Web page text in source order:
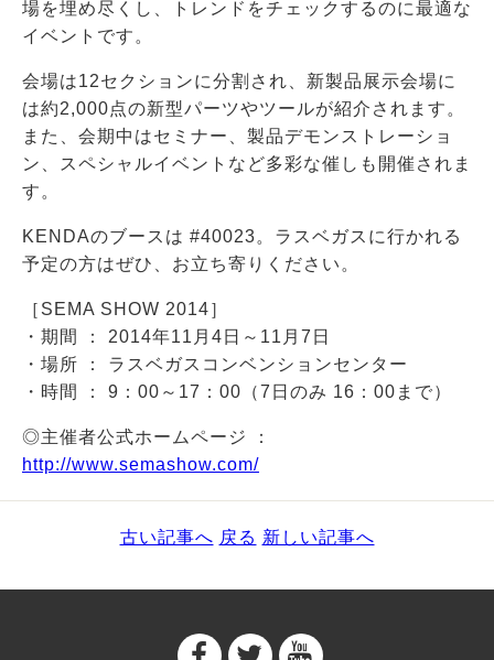
場を埋め尽くし、トレンドをチェックするのに最適な
イベントです。
会場は12セクションに分割され、新製品展示会場に
は約2,000点の新型パーツやツールが紹介されます。
また、会期中はセミナー、製品デモンストレーショ
ン、スペシャルイベントなど多彩な催しも開催されま
す。
KENDAのブースは #40023。ラスベガスに行かれる
予定の方はぜひ、お立ち寄りください。
［SEMA SHOW 2014］
・期間 ： 2014年11月4日～11月7日
・場所 ： ラスベガスコンベンションセンター
・時間 ： 9：00～17：00（7日のみ 16：00まで）
◎主催者公式ホームページ ：
http://www.semashow.com/
古い記事へ 戻る 新しい記事へ